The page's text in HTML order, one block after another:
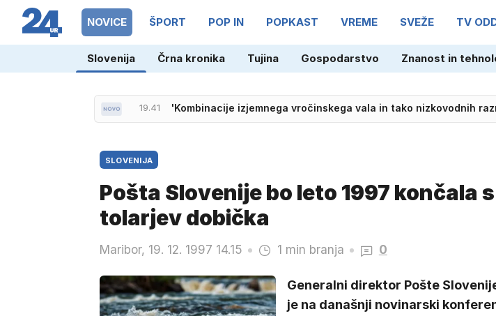
NOVICE ŠPORT POP IN POPKAST VREME SVEŽE TV
Slovenija Črna kronika Tujina Gospodarstvo Znanost in
19.41 'Kombinacije izjemnega vročinskega vala in tako nizkovodnih
SLOVENIJA
Pošta Slovenije bo leto 1997 končala
tolarjev dobička
Maribor, 19. 12. 1997 14.15 1 min branja 0
Generalni direktor Pošte
je na današnji novinarski